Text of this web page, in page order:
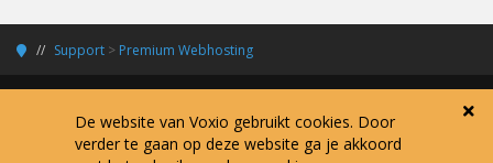
Support > Premium Webhosting
Copyright © 2026 Voxio Internet Services.
De website van Voxio gebruikt cookies. Door
verder te gaan op deze website ga je akkoord